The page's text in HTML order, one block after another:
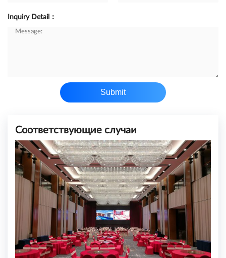
Inquiry Detail：
Submit
Соответствующие случаи